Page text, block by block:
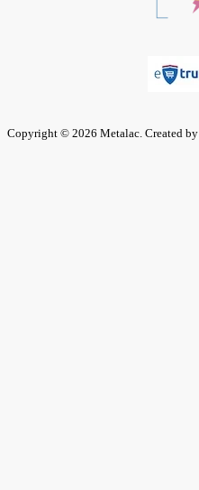
Copyright © 2026 Metalac. Created by